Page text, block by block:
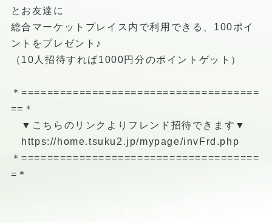
とお友達に
総合マーケットプレイス内で利用できる、100ポイ
ントをプレゼント♪
（10人招待すれば1000円分のポイントゲット）
＊=====================================
==＊
▼こちらのリンクよりフレンド招待できます▼
https://home.tsuku2.jp/mypage/invFrd.php
＊=====================================
=＊